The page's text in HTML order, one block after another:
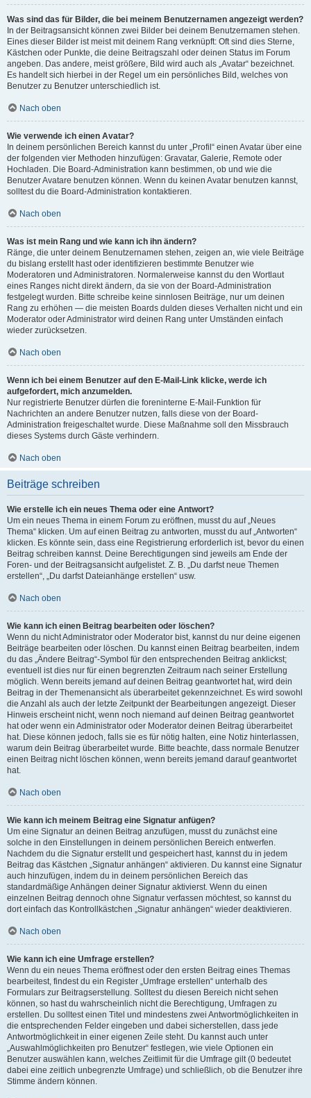
Was sind das für Bilder, die bei meinem Benutzernamen angezeigt werden?
In der Beitragsansicht können zwei Bilder bei deinem Benutzernamen stehen.
Eines dieser Bilder ist meist mit deinem Rang verknüpft: Oft sind dies Sterne,
Kästchen oder Punkte, die deine Beitragszahl oder deinen Status im Forum
angeben. Das andere, meist größere, Bild wird auch als „Avatar“ bezeichnet.
Es handelt sich hierbei in der Regel um ein persönliches Bild, welches von
Benutzer zu Benutzer unterschiedlich ist.
Nach oben
Wie verwende ich einen Avatar?
In deinem persönlichen Bereich kannst du unter „Profil“ einen Avatar über eine
der folgenden vier Methoden hinzufügen: Gravatar, Galerie, Remote oder
Hochladen. Die Board-Administration kann bestimmen, ob und wie die
Benutzer Avatare benutzen können. Wenn du keinen Avatar benutzen kannst,
solltest du die Board-Administration kontaktieren.
Nach oben
Was ist mein Rang und wie kann ich ihn ändern?
Ränge, die unter deinem Benutzernamen stehen, zeigen an, wie viele Beiträge
du bislang erstellt hast oder identifizieren bestimmte Benutzer wie
Moderatoren und Administratoren. Normalerweise kannst du den Wortlaut
eines Ranges nicht direkt ändern, da sie von der Board-Administration
festgelegt wurden. Bitte schreibe keine sinnlosen Beiträge, nur um deinen
Rang zu erhöhen — die meisten Boards dulden dieses Verhalten nicht und ein
Moderator oder Administrator wird deinen Rang unter Umständen einfach
wieder zurücksetzen.
Nach oben
Wenn ich bei einem Benutzer auf den E-Mail-Link klicke, werde ich
aufgefordert, mich anzumelden.
Nur registrierte Benutzer dürfen die foreninterne E-Mail-Funktion für
Nachrichten an andere Benutzer nutzen, falls diese von der Board-
Administration freigeschaltet wurde. Diese Maßnahme soll den Missbrauch
dieses Systems durch Gäste verhindern.
Nach oben
Beiträge schreiben
Wie erstelle ich ein neues Thema oder eine Antwort?
Um ein neues Thema in einem Forum zu eröffnen, musst du auf „Neues
Thema“ klicken. Um auf einen Beitrag zu antworten, musst du auf „Antworten“
klicken. Es könnte sein, dass eine Registrierung erforderlich ist, bevor du einen
Beitrag schreiben kannst. Deine Berechtigungen sind jeweils am Ende der
Foren- und der Beitragsansicht aufgelistet. Z. B. „Du darfst neue Themen
erstellen“, „Du darfst Dateianhänge erstellen“ usw.
Nach oben
Wie kann ich einen Beitrag bearbeiten oder löschen?
Wenn du nicht Administrator oder Moderator bist, kannst du nur deine eigenen
Beiträge bearbeiten oder löschen. Du kannst einen Beitrag bearbeiten, indem
du das „Ändere Beitrag“-Symbol für den entsprechenden Beitrag anklickst;
eventuell ist dies nur für einen begrenzten Zeitraum nach seiner Erstellung
möglich. Wenn bereits jemand auf deinen Beitrag geantwortet hat, wird dein
Beitrag in der Themenansicht als überarbeitet gekennzeichnet. Es wird sowohl
die Anzahl als auch der letzte Zeitpunkt der Bearbeitungen angezeigt. Dieser
Hinweis erscheint nicht, wenn noch niemand auf deinen Beitrag geantwortet
hat oder wenn ein Administrator oder Moderator deinen Beitrag überarbeitet
hat. Diese können jedoch, falls sie es für nötig halten, eine Notiz hinterlassen,
warum dein Beitrag überarbeitet wurde. Bitte beachte, dass normale Benutzer
einen Beitrag nicht löschen können, wenn bereits jemand darauf geantwortet
hat.
Nach oben
Wie kann ich meinem Beitrag eine Signatur anfügen?
Um eine Signatur an deinen Beitrag anzufügen, musst du zunächst eine
solche in den Einstellungen in deinem persönlichen Bereich entwerfen.
Nachdem du die Signatur erstellt und gespeichert hast, kannst du in jedem
Beitrag das Kästchen „Signatur anhängen“ aktivieren. Du kannst eine Signatur
auch hinzufügen, indem du in deinem persönlichen Bereich das
standardmäßige Anhängen deiner Signatur aktivierst. Wenn du einen
einzelnen Beitrag dennoch ohne Signatur verfassen möchtest, so kannst du
dort einfach das Kontrollkästchen „Signatur anhängen“ wieder deaktivieren.
Nach oben
Wie kann ich eine Umfrage erstellen?
Wenn du ein neues Thema eröffnest oder den ersten Beitrag eines Themas
bearbeitest, findest du ein Register „Umfrage erstellen“ unterhalb des
Formulars zur Beitragserstellung. Solltest du diesen Bereich nicht sehen
können, so hast du wahrscheinlich nicht die Berechtigung, Umfragen zu
erstellen. Du solltest einen Titel und mindestens zwei Antwortmöglichkeiten in
die entsprechenden Felder eingeben und dabei sicherstellen, dass jede
Antwortmöglichkeit in einer eigenen Zeile steht. Du kannst auch unter
„Auswahlmöglichkeiten pro Benutzer“ festlegen, wie viele Optionen ein
Benutzer auswählen kann, welches Zeitlimit für die Umfrage gilt (0 bedeutet
dabei eine zeitlich unbegrenzte Umfrage) und schließlich, ob die Benutzer ihre
Stimme ändern können.